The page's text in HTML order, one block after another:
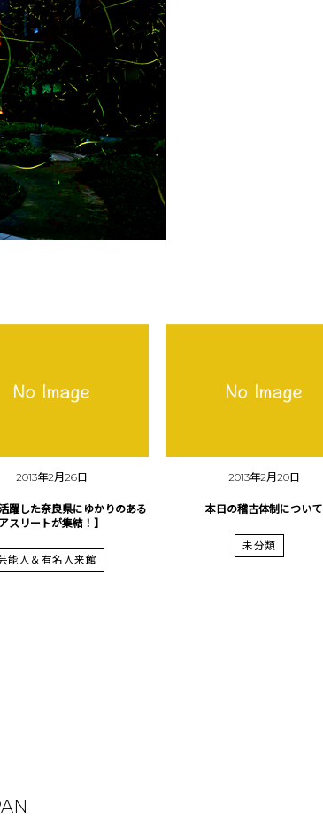
2013年2月26日
活躍した奈良県にゆかりのある
アスリートが集結！】
能人＆有名人来館
2013年2月20日
本日の稽古体制について
未分類